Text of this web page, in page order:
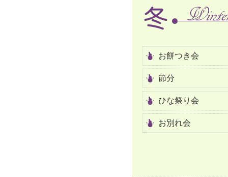
お餅つき会
節分
ひな祭り会
お別れ会